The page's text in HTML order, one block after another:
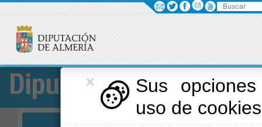
×
Sus
uso de
Diputación
Buscar